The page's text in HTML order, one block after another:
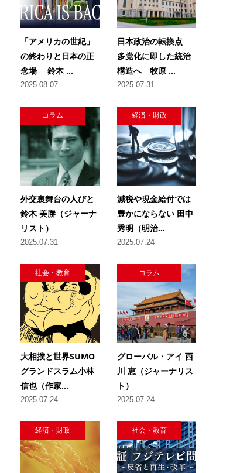
「アメリカの世紀」
の終わりと日本の正
念場 鈴木 ...
2025.08.07
日本政治の転換点─
多党化に即した統治
構造へ 牧原 ...
2025.07.31
コラム
外交裏舞台の人びと
鈴木 美勝（ジャーナ
リスト）
2025.07.31
経済・財政
減税や現金給付では
豊かにならない 田中
秀明（明治...
2025.07.24
社会・教育
大相撲と世界SUMO
グランドスラム小林
信也（作家...
2025.07.24
コラム
グローバル・アイ 西
川 恵（ジャーナリス
ト）
2025.07.24
経済・財政 社会・教育